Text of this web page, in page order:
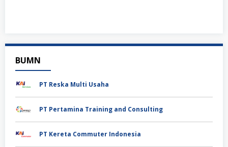
BUMN
PT Reska Multi Usaha
PT Pertamina Training and Consulting
PT Kereta Commuter Indonesia